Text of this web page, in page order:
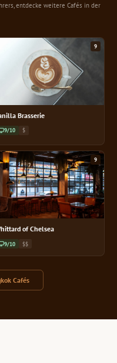
entdecke weitere Cafés in der
9
Brasserie
9/10 $
9
of Chelsea
9/10 $$
Cafés